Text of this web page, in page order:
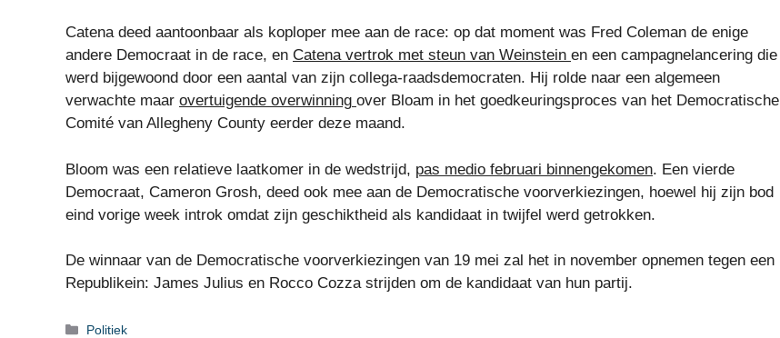
Catena deed aantoonbaar als koploper mee aan de race: op dat moment was Fred Coleman de enige
andere Democraat in de race, en Catena vertrok met steun van Weinstein en een campagnelancering die
werd bijgewoond door een aantal van zijn collega-raadsdemocraten. Hij rolde naar een algemeen
verwachte maar overtuigende overwinning over Bloam in het goedkeuringsproces van het Democratische
Comité van Allegheny County eerder deze maand.
Bloom was een relatieve laatkomer in de wedstrijd, pas medio februari binnengekomen. Een vierde
Democraat, Cameron Grosh, deed ook mee aan de Democratische voorverkiezingen, hoewel hij zijn bod
eind vorige week introk omdat zijn geschiktheid als kandidaat in twijfel werd getrokken.
De winnaar van de Democratische voorverkiezingen van 19 mei zal het in november opnemen tegen een
Republikein: James Julius en Rocco Cozza strijden om de kandidaat van hun partij.
Categorieën
Politiek